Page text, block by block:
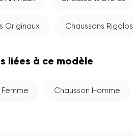
Originaux Chaussons Rigolos
liées à ce modèle
Chausson Homme